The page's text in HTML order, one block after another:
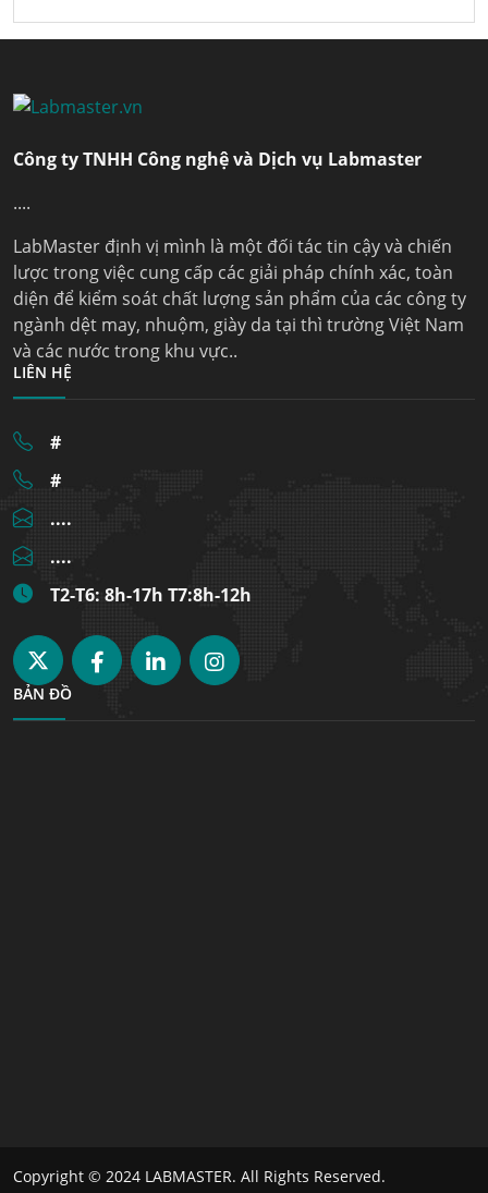
Công ty TNHH Công nghệ và Dịch vụ Labmaster
....
LabMaster định vị mình là một đối tác tin cậy và chiến
lược trong việc cung cấp các giải pháp chính xác, toàn
diện để kiểm soát chất lượng sản phẩm của các công ty
ngành dệt may, nhuộm, giày da tại thì trường Việt Nam
và các nước trong khu vực..
LIÊN HỆ
#
#
....
....
T2-T6: 8h-17h T7:8h-12h
BẢN ĐỒ
Copyright © 2024 LABMASTER. All Rights Reserved.